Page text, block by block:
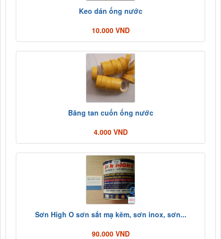
Keo dán ống nước
10.000 VND
Băng tan cuốn ống nước
4.000 VND
Sơn High O sơn sắt mạ kẽm, sơn inox, sơn...
90.000 VND